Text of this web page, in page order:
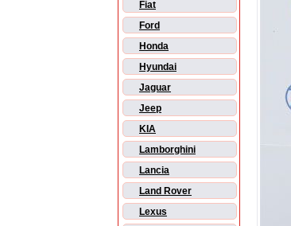
Fiat
Ford
Honda
Hyundai
Jaguar
Jeep
KIA
Lamborghini
Lancia
Land Rover
Lexus